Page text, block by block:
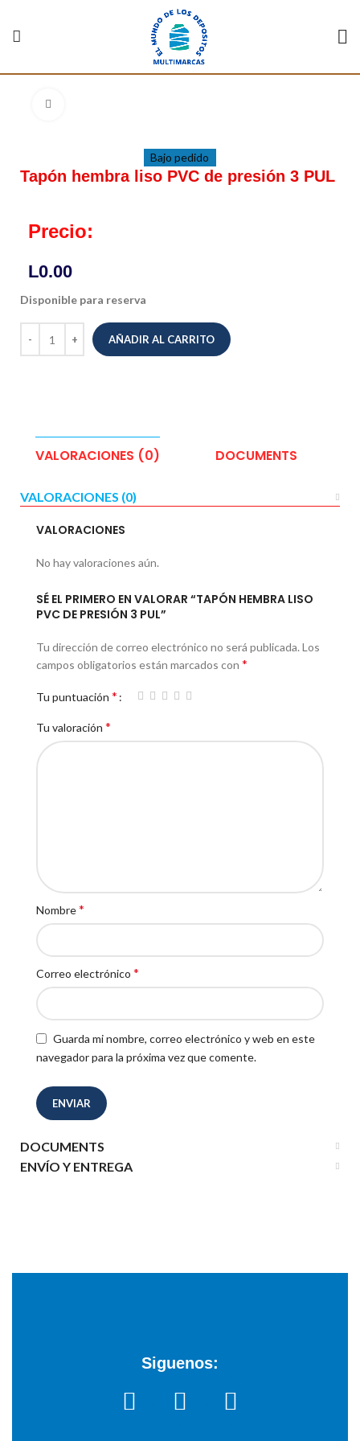
Bajo pedido
Tapón hembra liso PVC de presión 3 PUL
Precio:
L0.00
Disponible para reserva
AÑADIR AL CARRITO
VALORACIONES (0) DOCUMENTS
VALORACIONES (0)
VALORACIONES
No hay valoraciones aún.
SÉ EL PRIMERO EN VALORAR “TAPÓN HEMBRA LISO
PVC DE PRESIÓN 3 PUL”
Tu dirección de correo electrónico no será publicada. Los
campos obligatorios están marcados con *
Tu puntuación *
Tu valoración *
Nombre*
Correo electrónico *
Guarda mi nombre, correo electrónico y web en este
navegador para la próxima vez que comente.
DOCUMENTS
ENVÍO Y ENTREGA
Siguenos: